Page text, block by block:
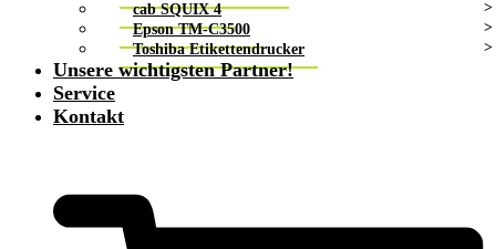
cab SQUIX 4
Epson TM-C3500
Toshiba Etikettendrucker
Unsere wichtigsten Partner!
Service
Kontakt